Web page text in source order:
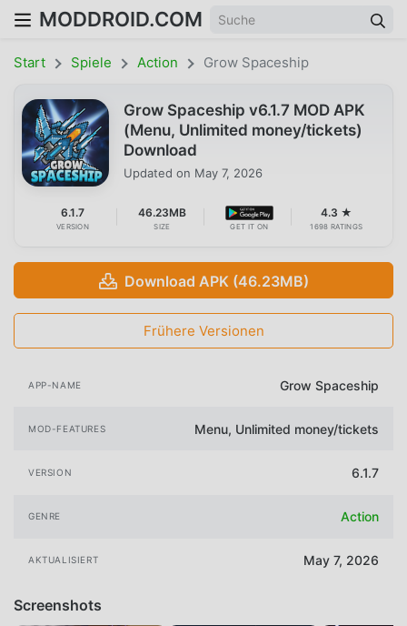
MODDROID.COM
Start Spiele Action Grow Spaceship
Grow Spaceship v6.1.7 MOD APK
(Menu, Unlimited money/tickets)
Download
Updated on May 7, 2026
6.1.7
VERSION
46.23MB
SIZE GET IT ON
4.3 ★
1698 RATINGS
Download APK (46.23MB)
Frühere Versionen
APP-NAME Grow Spaceship
MOD-FEATURES Menu, Unlimited money/tickets
VERSION 6.1.7
GENRE Action
AKTUALISIERT May 7, 2026
Screenshots